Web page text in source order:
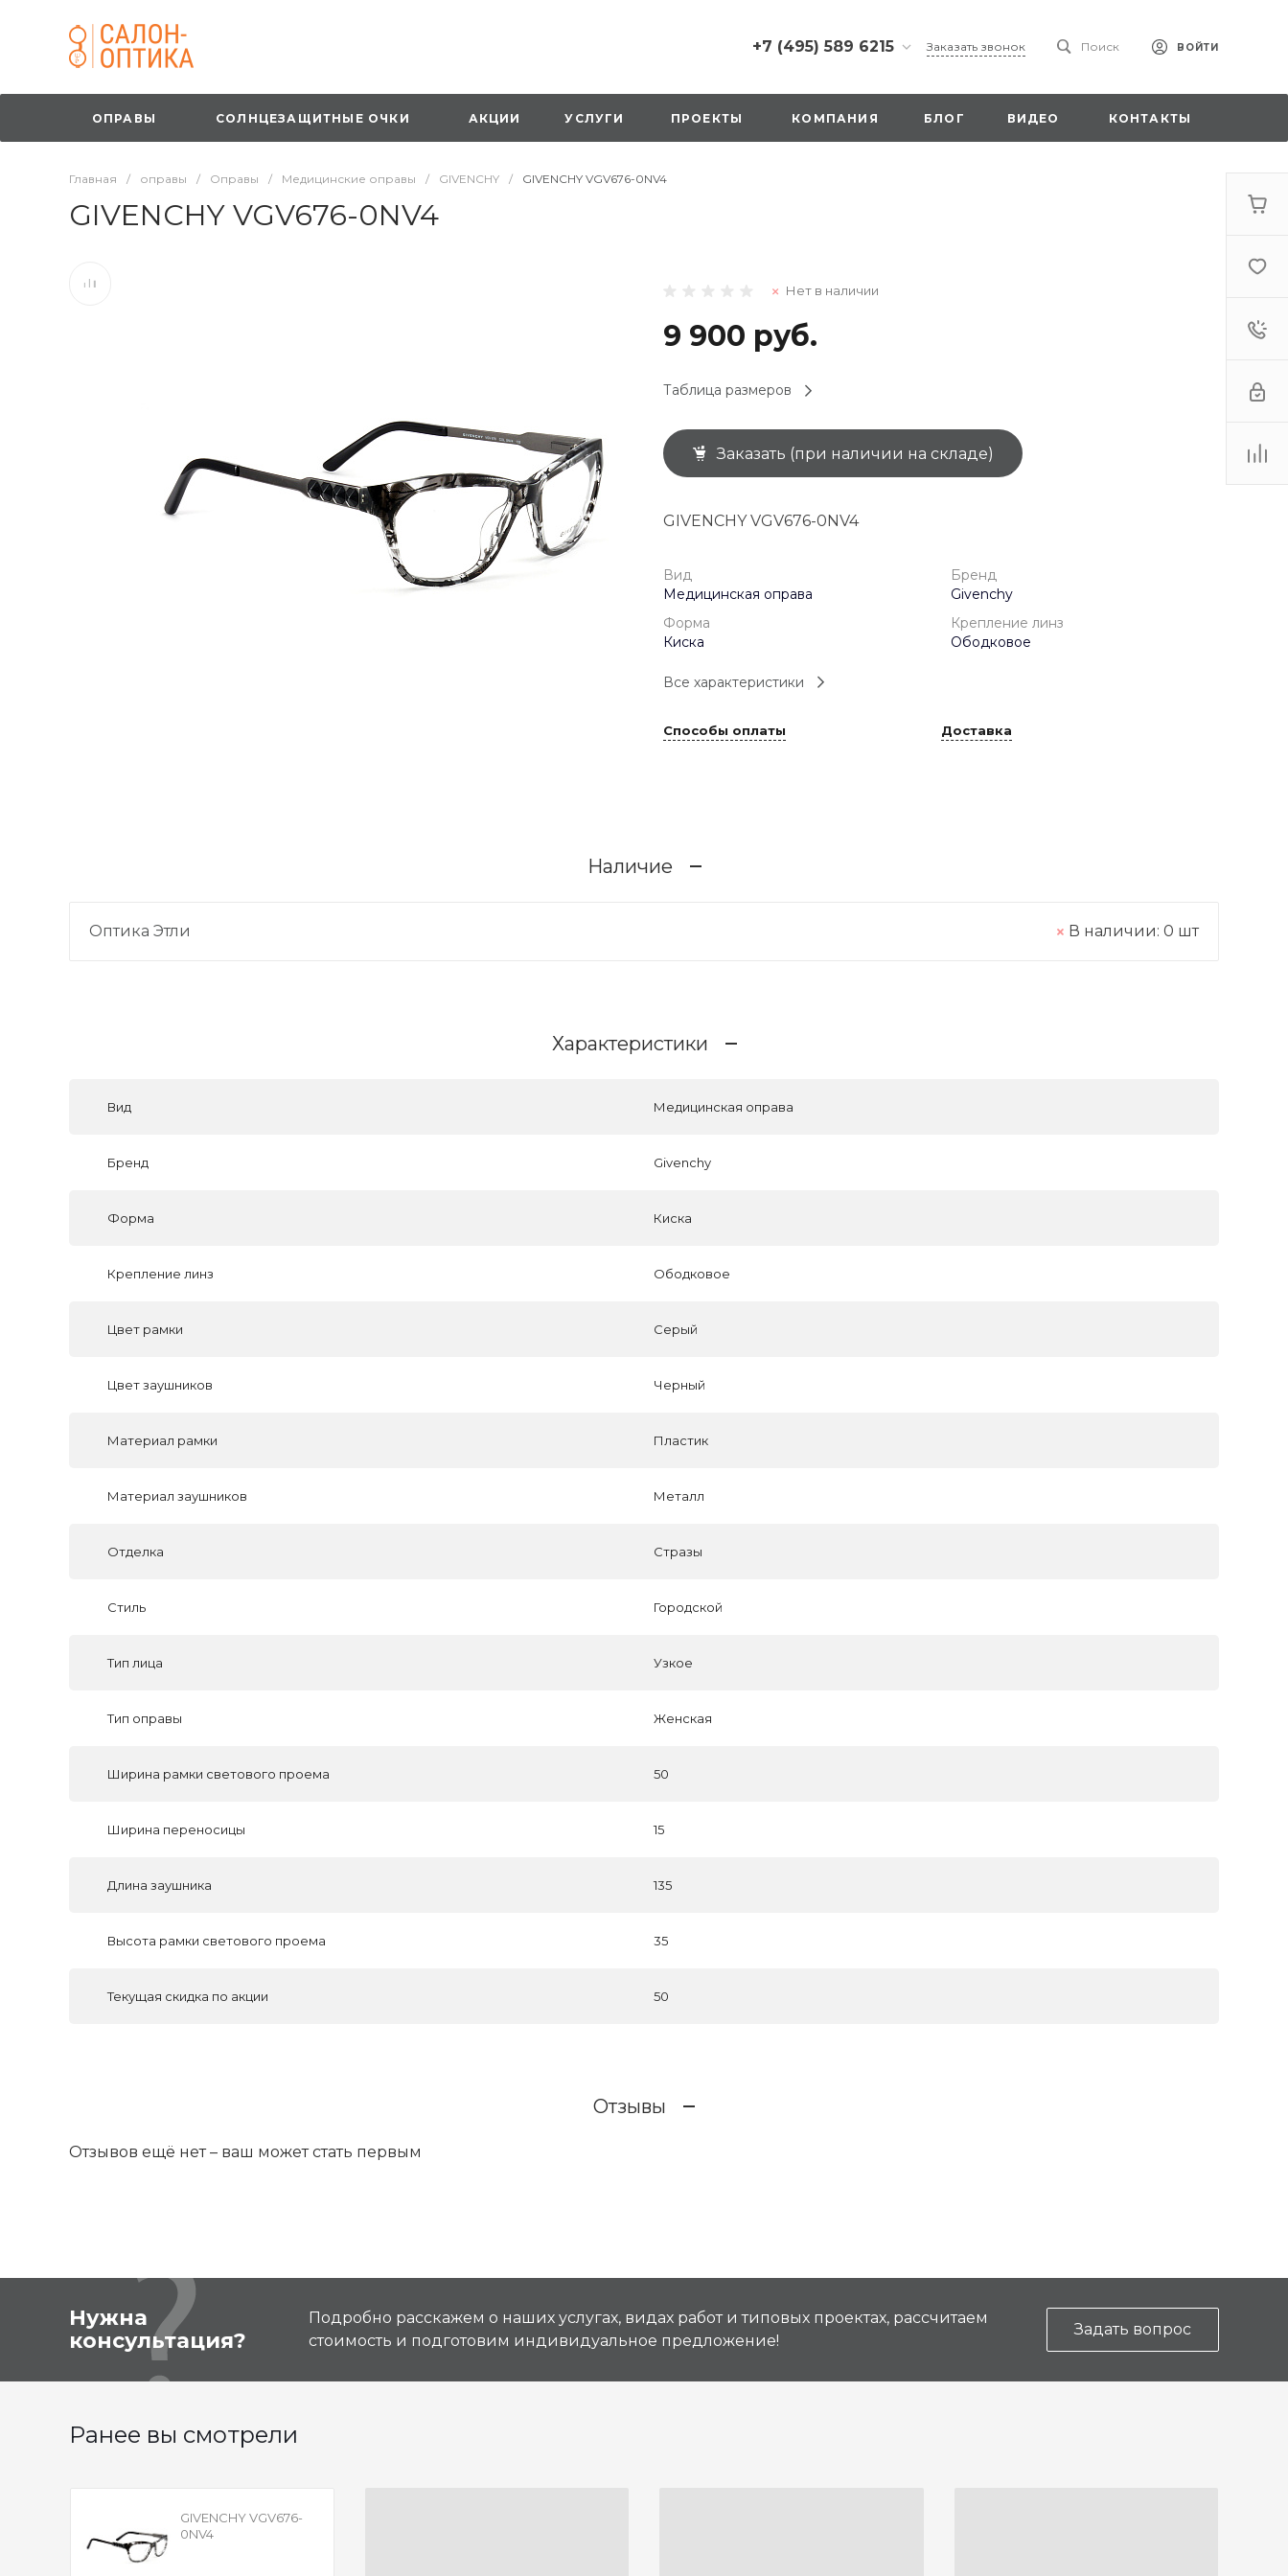
+7 (495) 589 6215
+7 (495) 589 6215
г. Москва, Русаковская
ул., д.1, вход с улицы со
стороны ТТК
г. Москва,
оранжевая вывеска
напротив «Перекрестка»
на 1 этаже
1 мая: 10:00-19:00
+7 (926) 092 4274
г. Королёв, пр-т
(0-9)
1 мая: 10:00-19:00
9 мая: 10:00-19:00
Заказать звонок Поиск ВОЙТИ
ОПРАВЫ СОЛНЦЕЗАЩИТНЫЕ ОЧКИ АКЦИИ УСЛУГИ ПРОЕКТЫ КОМПАНИЯ БЛОГ ВИДЕО КОНТАКТЫ
Главная / оправы / Оправы / Медицинские оправы / GIVENCHY / GIVENCHY VGV676-0NV4
GIVENCHY VGV676-0NV4
Нет в наличии
9 900 руб.
Таблица размеров
Заказать (при наличии на складе)
GIVENCHY VGV676-0NV4
Вид
Медицинская оправа
Бренд
Givenchy
Форма
Киска
Крепление линз
Ободковое
Все характеристики
Способы оплаты Доставка
Наличие
Оптика Этли В наличии: 0 шт
Характеристики
Вид Медицинская оправа
Бренд Givenchy
Форма Киска
Крепление линз Ободковое
Цвет рамки Серый
Цвет заушников Черный
Материал рамки Пластик
Материал заушников Металл
Отделка Стразы
Стиль Городской
Тип лица Узкое
Тип оправы Женская
Ширина рамки светового проема 50
Ширина переносицы 15
Длина заушника 135
Высота рамки светового проема 35
Текущая скидка по акции 50
Отзывы
Отзывов ещё нет – ваш может стать первым
Нужна
консультация?
Подробно расскажем о наших услугах, видах работ и типовых проектах, рассчитаем
стоимость и подготовим индивидуальное предложение!
Задать вопрос
Ранее вы смотрели
GIVENCHY VGV676-
0NV4